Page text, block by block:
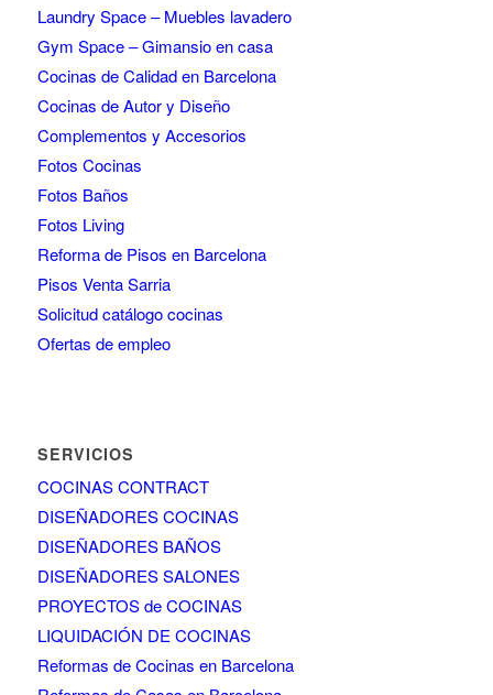
Laundry Space – Muebles lavadero
Gym Space – Gimansio en casa
Cocinas de Calidad en Barcelona
Cocinas de Autor y Diseño
Complementos y Accesorios
Fotos Cocinas
Fotos Baños
Fotos Living
Reforma de Pisos en Barcelona
Pisos Venta Sarria
Solicitud catálogo cocinas
Ofertas de empleo
SERVICIOS
COCINAS CONTRACT
DISEÑADORES COCINAS
DISEÑADORES BAÑOS
DISEÑADORES SALONES
PROYECTOS de COCINAS
LIQUIDACIÓN DE COCINAS
Reformas de Cocinas en Barcelona